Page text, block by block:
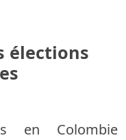
élections
en Colombie